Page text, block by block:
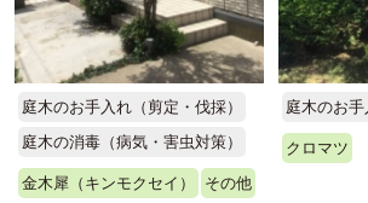
庭木のお手入れ（剪定・伐採）
庭木の消毒（病気・害虫対策）
金木犀（キンモクセイ） その他
庭木のお手
クロマツ